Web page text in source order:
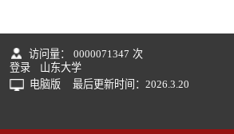
访问量： 0000071347 次
登录
山东大学
电脑版
最后更新时间： 2026.3.20